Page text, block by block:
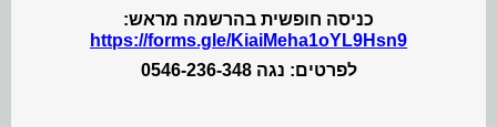
כניסה חופשית בהרשמה מראש:
https://forms.gle/KiaiMeha1oYL9Hsn9
לפרטים: נגה 0546-236-348